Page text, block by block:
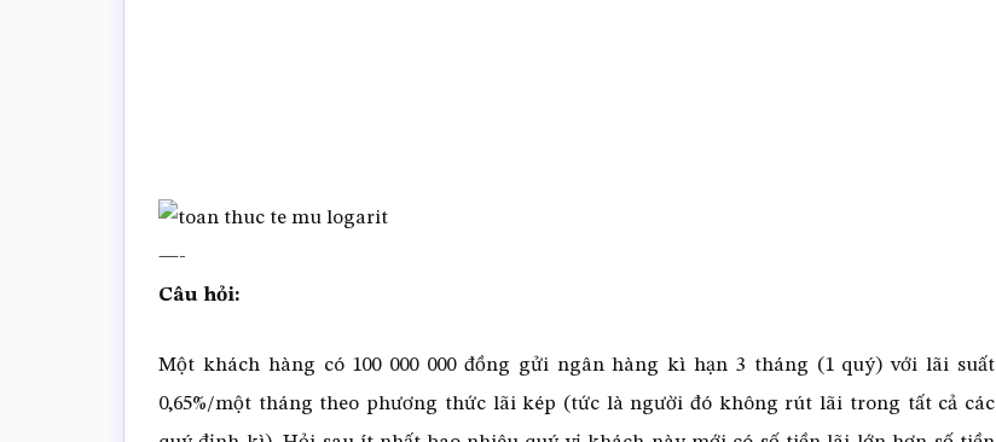
—-
Câu hỏi:
Một khách hàng có 100 000 000 đồng gửi ngân hàng kì hạn 3 tháng (1 quý) với lãi suất
0,65%/một tháng theo phương thức lãi kép (tức là người đó không rút lãi trong tất cả các